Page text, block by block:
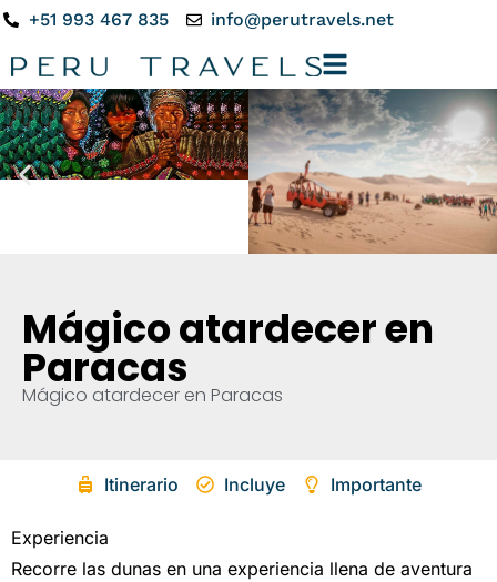
+51 993 467 835 info@perutravels.net
Mágico atardecer en
Paracas
Mágico atardecer en Paracas
Itinerario Incluye Importante
Experiencia
Recorre las dunas en una experiencia llena de aventura